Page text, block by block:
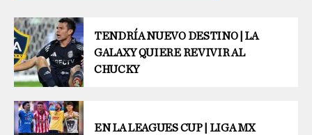
TENDRÍA NUEVO DESTINO | LA
GALAXY QUIERE REVIVIR AL
CHUCKY
EN LA LEAGUES CUP | LIGA MX